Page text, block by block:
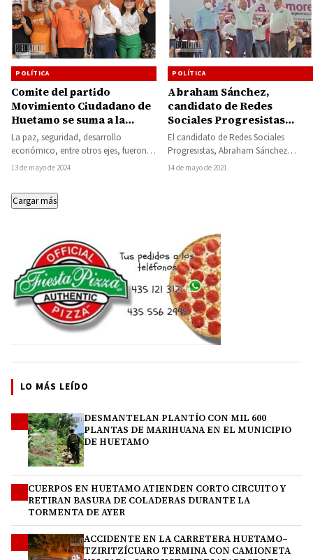
POLÍTICA
Comite del partido
Movimiento Ciudadano de
Huetamo se suma a la
campaña del perredista
Pablo Varona
La paz, seguridad, desarrollo
económico, entre otros ejes, fueron
las pautas para la valoración de la
13 de mayo de 2024
POLÍTICA
Abraham Sánchez,
candidato de Redes
Sociales Progresistas
recula a favor de Alfredo
Ramírez
El candidato de Redes Sociales
Progresistas, Abraham Sánchez
Martínez, anunció que se suma al
14 de mayo de 2021
Cargar más
LO MÁS LEÍDO
DESMANTELAN PLANTÍO CON MIL 600
PLANTAS DE MARIHUANA EN EL MUNICIPIO
DE HUETAMO
CUERPOS EN HUETAMO ATIENDEN CORTO CIRCUITO Y
RETIRAN BASURA DE COLADERAS DURANTE LA
TORMENTA DE AYER
ACCIDENTE EN LA CARRETERA HUETAMO–
TZIRITZÍCUARO TERMINA CON CAMIONETA